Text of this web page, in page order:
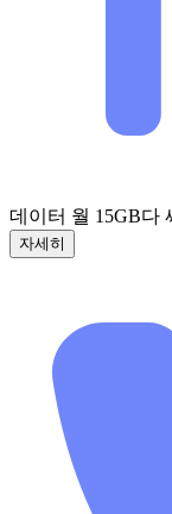
데이터 월 15GB다
자세히